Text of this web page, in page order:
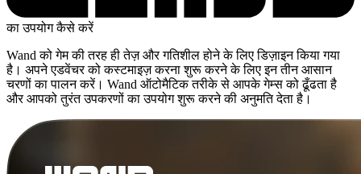
का उपयोग कैसे करें
Wand को गेम की तरह ही तेज़ और गतिशील होने के लिए डिज़ाइन किया गया
है। अपने एडवेंचर को कस्टमाइज़ करना शुरू करने के लिए इन तीन आसान
चरणों का पालन करें। Wand ऑटोमैटिक तरीके से आपके गेम्स को ढूँढता है
और आपको तुरंत उपकरणों का उपयोग शुरू करने की अनुमति देता है।